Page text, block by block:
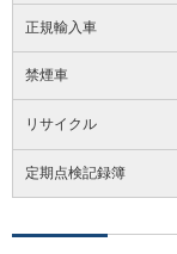
正規輸入車
禁煙車
リサイクル
定期点検記録簿